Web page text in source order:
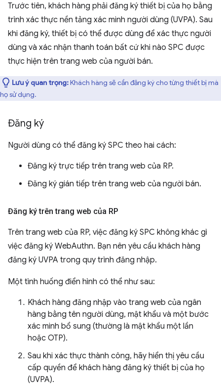
Trước tiên, khách hàng phải đăng ký thiết bị của họ bằng
trình xác thực nền tảng xác minh người dùng (UVPA). Sau
khi đăng ký, thiết bị có thể được dùng để xác thực người
dùng và xác nhận thanh toán bất cứ khi nào SPC được
thực hiện trên trang web của người bán.
Lưu ý quan trọng:Khách hàng sẽ cần đăng ký cho từng thiết bị mà
họ sử dụng.
Đăng ký
Người dùng có thể đăng ký SPC theo hai cách:
Đăng ký trực tiếp trên trang web của RP.
Đăng ký gián tiếp trên trang web của người bán.
Đăng ký trên trang web của RP
Trên trang web của RP, việc đăng ký SPC không khác gì
việc đăng ký WebAuthn. Bạn nên yêu cầu khách hàng
đăng ký UVPA trong quy trình đăng nhập.
Một tình huống điển hình có thể như sau:
Khách hàng đăng nhập vào trang web của ngân
hàng bằng tên người dùng, mật khẩu và một bước
xác minh bổ sung (thường là mật khẩu một lần
hoặc OTP).
Sau khi xác thực thành công, hãy hiển thị yêu cầu
cấp quyền để khách hàng đăng ký thiết bị của họ
(UVPA).